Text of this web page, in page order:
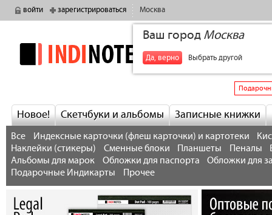
войти зарегистрироваться Москва
Ваш город Москва
Да, верно Выбрать другой
indinotes
Новое! Скетчбуки и альбомы Записные книжки
Все Индексные карточки (флеш карточки) и картотеки
Наклейки (стикеры)
Сменные блоки Планшеты Пеналы
Альбомы для марок
Обложки для паспорта
Обложки для
Подарочные Индикарты
Прочее